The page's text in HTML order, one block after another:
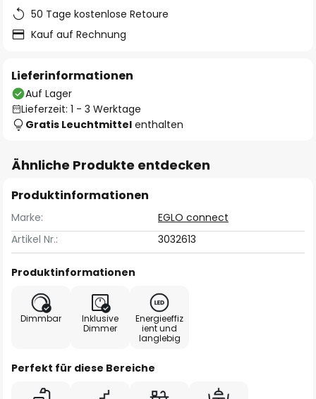
50 Tage kostenlose Retoure
Kauf auf Rechnung
Lieferinformationen
Auf Lager
Lieferzeit: 1 - 3 Werktage
Gratis Leuchtmittel enthalten
Ähnliche Produkte entdecken
Produktinformationen
Marke:
EGLO connect
Artikel Nr.:
3032613
Produktinformationen
Dimmbar
Inklusive
Dimmer
Energieeffiz
ient und
langlebig
Perfekt für diese Bereiche